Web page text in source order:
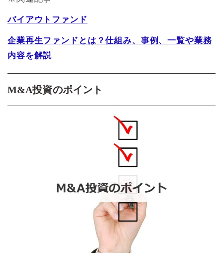
バイアウトファンド
企業再生ファンドとは？仕組み、事例、一覧や業務
内容を解説
M&A投資のポイント